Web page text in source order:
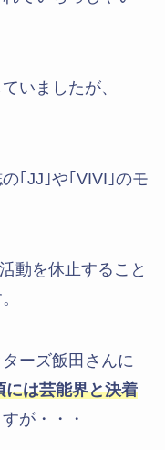
いましたが、
｢JJ｣や｢VIVI｣のモ
動を休止すること
ーズ飯田さんに
には芸能界と決着
が・・・